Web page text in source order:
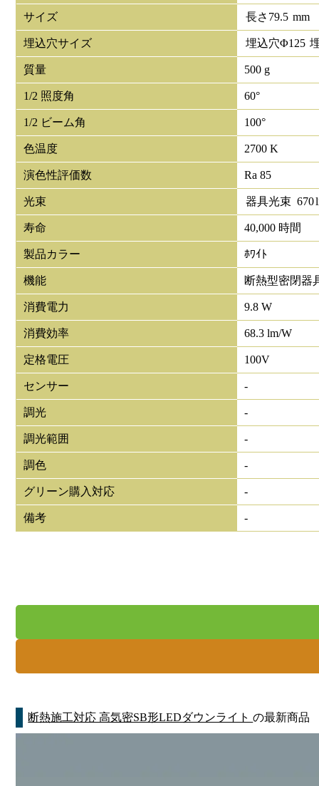
サイズ 長さ 79.5 mm
埋込穴サイズ 埋込穴Φ125
質量 500 g
1/2 照度角 60°
1/2 ビーム角 100°
色温度 2700 K
演色性評価数 Ra 85
光束 器具光束 670
寿命 40,000 時間
製品カラー ﾎﾜｲﾄ
機能 断熱型密閉器
消費電力 9.8 W
消費効率 68.3 lm/W
定格電圧 100V
センサー -
調光 -
調光範囲 -
調色 -
グリーン購入対応 -
備考 -
断熱施工対応 高気密SB形LEDダウンライトの最新商品